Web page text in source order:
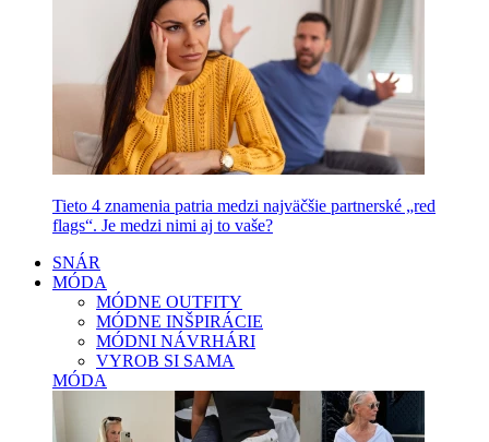
Tieto 4 znamenia patria medzi najväčšie partnerské „red
flags“. Je medzi nimi aj to vaše?
SNÁR
MÓDA
MÓDNE OUTFITY
MÓDNE INŠPIRÁCIE
MÓDNI NÁVRHÁRI
VYROB SI SAMA
MÓDA